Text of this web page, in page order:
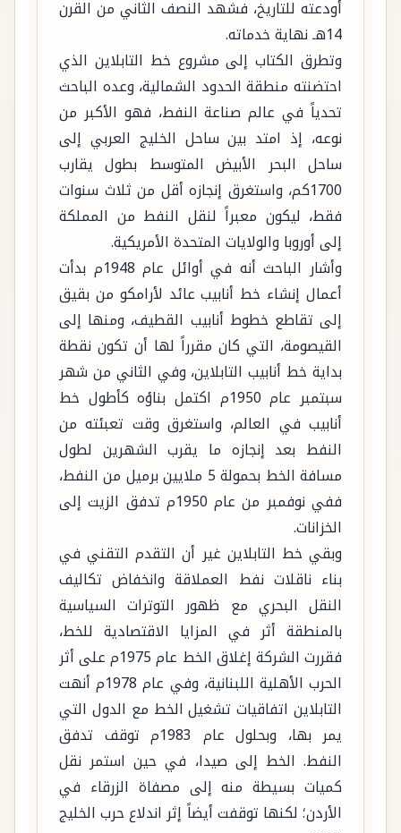
أودعته للتاريخ، فشهد النصف الثاني من القرن
14هـ نهاية خدماته.
وتطرق الكتاب إلى مشروع خط التابلاين الذي
احتضنته منطقة الحدود الشمالية، وعده الباحث
تحدياً في عالم صناعة النفط، فهو الأكبر من
نوعه، إذ امتد بين ساحل الخليج العربي إلى
ساحل البحر الأبيض المتوسط بطول يقارب
1700كم، واستغرق إنجازه أقل من ثلاث سنوات
فقط، ليكون معبراً لنقل النفط من المملكة
إلى أوروبا والولايات المتحدة الأمريكية.
وأشار الباحث أنه في أوائل عام 1948م بدأت
أعمال إنشاء خط أنابيب عائد لأرامكو من بقيق
إلى تقاطع خطوط أنابيب القطيف، ومنها إلى
القيصومة، التي كان مقرراً لها أن تكون نقطة
بداية خط أنابيب التابلاين، وفي الثاني من شهر
سبتمبر عام 1950م اكتمل بناؤه كأطول خط
أنابيب في العالم، واستغرق وقت تعبئته من
النفط بعد إنجازه ما يقرب الشهرين لطول
مسافة الخط بحمولة 5 ملايين برميل من النفط،
ففي نوفمبر من عام 1950م تدفق الزيت إلى
الخزانات.
وبقي خط التابلاين غير أن التقدم التقني في
بناء ناقلات نفط العملاقة وانخفاض تكاليف
النقل البحري مع ظهور التوترات السياسية
بالمنطقة أثر في المزايا الاقتصادية للخط،
فقررت الشركة إغلاق الخط عام 1975م على أثر
الحرب الأهلية اللبنانية، وفي عام 1978م أنهت
التابلاين اتفاقيات تشغيل الخط مع الدول التي
يمر بها، وبحلول عام 1983م توقف تدفق
النفط. الخط إلى صيدا، في حين استمر نقل
كميات بسيطة منه إلى مصفاة الزرقاء في
الأردن؛ لكنها توقفت أيضاً إثر اندلاع حرب الخليج